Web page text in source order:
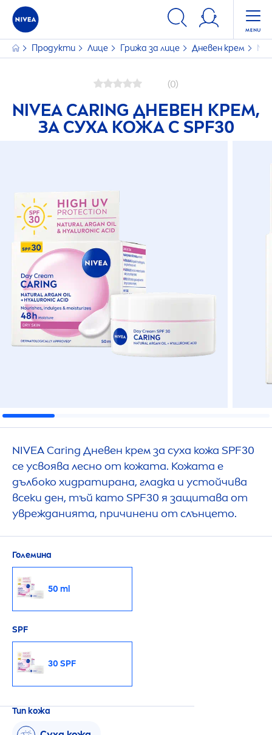
Продукти Лице Грижа за лице Дневен крем
(0)
NIVEACARING ДНЕВЕН КРЕМ,
ЗА СУХА КОЖА С SPF30
NIVEA Caring Дневен крем за суха кожа SPF30
се усвоява лесно от кожата. Кожата е
дълбоко хидратирана, гладка и устойчива
всеки ден, тъй като SPF30 я защитава от
уврежданията, причинени от слънцето.
Големина
50 ml
SPF
30 SPF
Тип кожа